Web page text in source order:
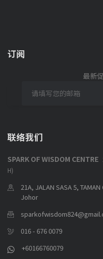
订阅
最新
联络我们
SPARK OF WISDOM CENTRE
H)
21A, JALAN SASA 5,
Johor
016 - 676 0079
+60166760079